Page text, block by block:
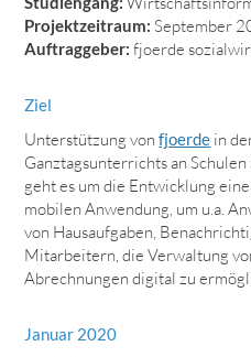
Projektzeitraum: September
Auftraggeber: fjoerde
Ziel
Unterstützung vonfjoerde in
Ganztagsunterrichts an
geht es um die Entwicklung
mobilen Anwendung, um u.a.
von Hausaufgaben,
Mitarbeitern, die Verwaltung
Abrechnungen digital zu
Januar 2020